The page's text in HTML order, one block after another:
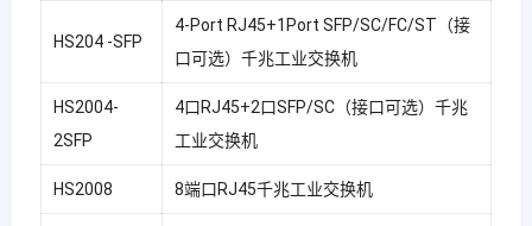
HS204 -SFP
4-Port RJ45+1Port SFP/SC/FC/ST（接
口可选）千兆工业交换机
HS2004-
2SFP
4口RJ45+2口SFP/SC（接口可选）千兆
工业交换机
HS2008 8端口RJ45千兆工业交换机